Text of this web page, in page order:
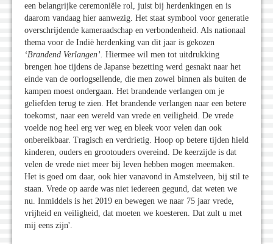
een belangrijke ceremoniële rol, juist bij herdenkingen en is
daarom vandaag hier aanwezig. Het staat symbool voor generatie
overschrijdende kameraadschap en verbondenheid. Als nationaal
thema voor de Indië herdenking van dit jaar is gekozen
‘Brandend Verlangen’. Hiermee wil men tot uitdrukking
brengen hoe tijdens de Japanse bezetting werd gesnakt naar het
einde van de oorlogsellende, die men zowel binnen als buiten de
kampen moest ondergaan. Het brandende verlangen om je
geliefden terug te zien. Het brandende verlangen naar een betere
toekomst, naar een wereld van vrede en veiligheid. De vrede
voelde nog heel erg ver weg en bleek voor velen dan ook
onbereikbaar. Tragisch en verdrietig. Hoop op betere tijden hield
kinderen, ouders en grootouders overeind. De keerzijde is dat
velen de vrede niet meer bij leven hebben mogen meemaken.
Het is goed om daar, ook hier vanavond in Amstelveen, bij stil te
staan. Vrede op aarde was niet iedereen gegund, dat weten we
nu. Inmiddels is het 2019 en bewegen we naar 75 jaar vrede,
vrijheid en veiligheid, dat moeten we koesteren. Dat zult u met
mij eens zijn'.